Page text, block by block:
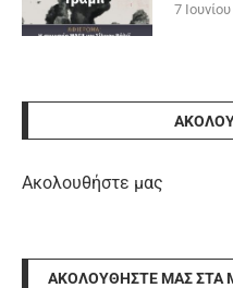
7
Ακολουθήστε μας
ΑΚΟΛΟΥΘΉΣΤΕ ΜΑΣ ΣΤΑ